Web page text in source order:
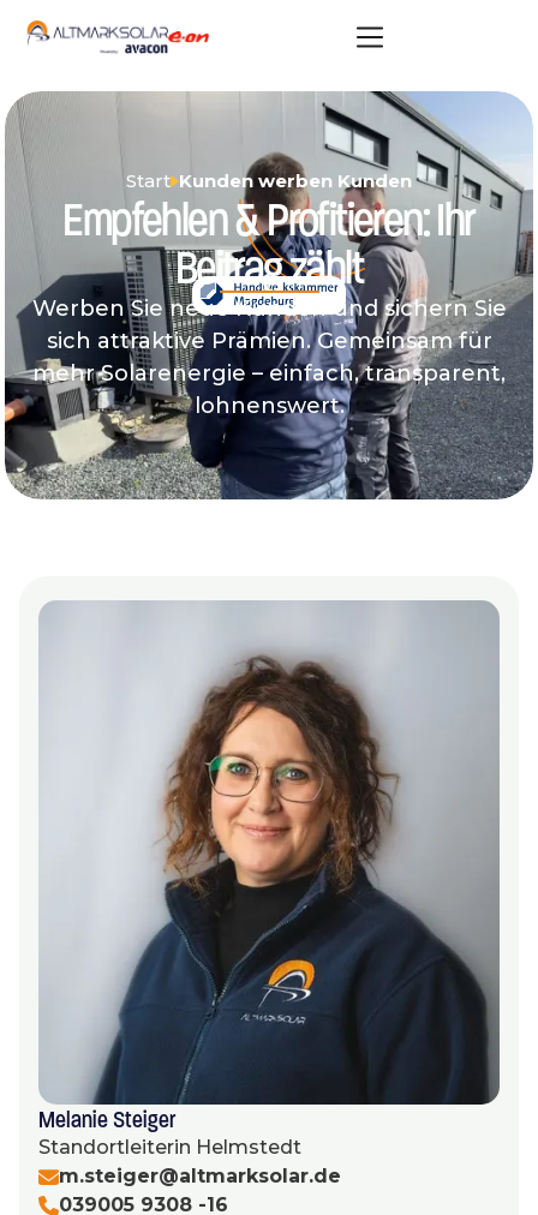
Start Kunden werben Kunden
Empfehlen & Profitieren: Ihr
Beitrag zählt
Werben Sie neue Kunden und sichern Sie
sich attraktive Prämien. Gemeinsam für
mehr Solarenergie – einfach, transparent,
lohnenswert.
Melanie Steiger
Standortleiterin Helmstedt
m.steiger@altmarksolar.de
039005 9308 -16